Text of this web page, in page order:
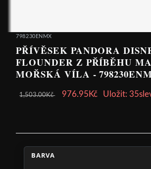
798230ENMX
PŘÍVĚSEK PANDORA
FLOUNDER Z PŘÍBĚHU
MOŘSKÁ VÍLA -
1,503.00Kč 976.95Kč Uložit:
BARVA